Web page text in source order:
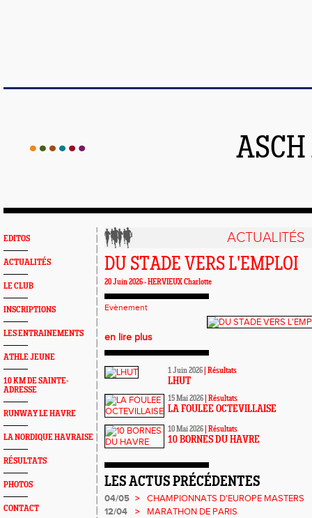
EDITOS
ACTUALITÉS
LE CLUB
INSCRIPTIONS
LES ENTRAINEMENTS
ATHLE JEUNE
10 KM DE SAINTE-
ADRESSE
RUNWAY LE HAVRE
LA NORDIQUE HAVRAISE
RÉSULTATS
PHOTOS
CONTACT
ACTUALITÉS
DU STADE VERS L'EMPLOI
20 Juin 2026 -HERVIEUX Charlotte
Evènement
en lire plus
1 Juin 2026 Résultats
LHUT
15 Mai 2026 Résultats
LA FOULEE OCTEVILLAISE
10 Mai 2026 Résultats
10 BORNES DU HAVRE
LES ACTUS PRÉCÉDENTES
04/05 >
CHAMPIONNATS D'EUROPE MASTERS
12/04
>
MARATHON DE PARIS